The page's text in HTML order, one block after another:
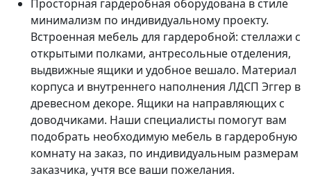
Просторная гардеробная оборудована в стиле
минимализм по индивидуальному проекту.
Встроенная мебель для гардеробной: стеллажи с
открытыми полками, антресольные отделения,
выдвижные ящики и удобное вешало. Материал
корпуса и внутреннего наполнения ЛДСП Эггер в
древесном декоре. Ящики на направляющих с
доводчиками. Наши специалисты помогут вам
подобрать необходимую мебель в гардеробную
комнату на заказ, по индивидуальным размерам
заказчика, учтя все ваши пожелания.